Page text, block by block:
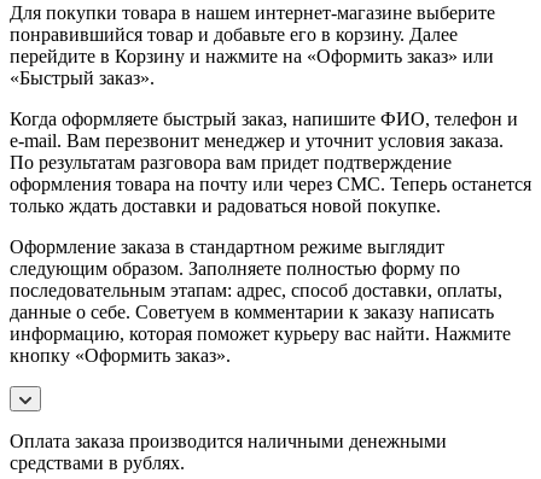
Для покупки товара в нашем интернет-магазине выберите
понравившийся товар и добавьте его в корзину. Далее
перейдите в Корзину и нажмите на «Оформить заказ» или
«Быстрый заказ».
Когда оформляете быстрый заказ, напишите ФИО, телефон и
e-mail. Вам перезвонит менеджер и уточнит условия заказа.
По результатам разговора вам придет подтверждение
оформления товара на почту или через СМС. Теперь останется
только ждать доставки и радоваться новой покупке.
Оформление заказа в стандартном режиме выглядит
следующим образом. Заполняете полностью форму по
последовательным этапам: адрес, способ доставки, оплаты,
данные о себе. Советуем в комментарии к заказу написать
информацию, которая поможет курьеру вас найти. Нажмите
кнопку «Оформить заказ».
Оплата заказа производится наличными денежными
средствами в рублях.